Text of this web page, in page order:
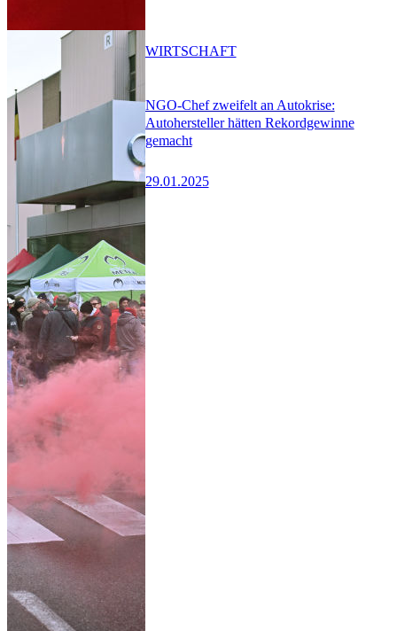
NGO-Chef zweifelt an Autokrise:
Autohersteller hätten Rekordgewinne
gemacht
29.01.2025
WIRTSCHAFT